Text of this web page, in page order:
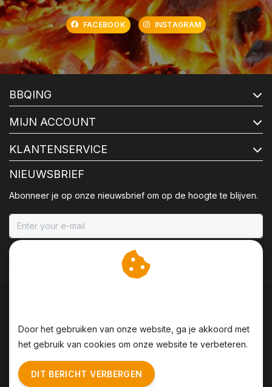
FACEBOOK INSTAGRAM
BBQING
MIJN ACCOUNT
KLANTENSERVICE
NIEUWSBRIEF
Abonneer je op onze nieuwsbrief om op de hoogte te blijven.
Algemene voorwaarden | Disclaimer
Door het gebruiken van onze website, ga je akkoord met
het gebruik van cookies om onze website te verbeteren.
DIT BERICHT VERBERGEN